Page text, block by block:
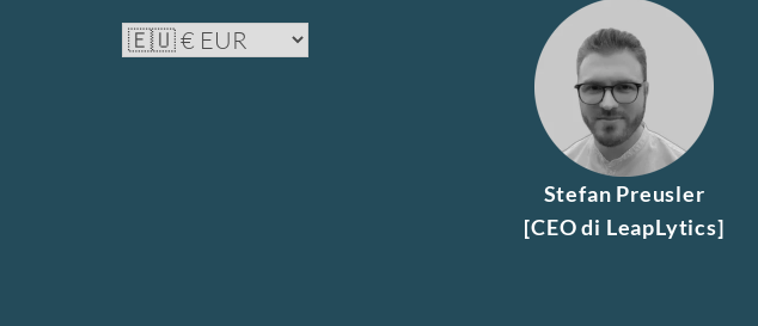
Stefan Preusler
[CEO di LeapLytics]